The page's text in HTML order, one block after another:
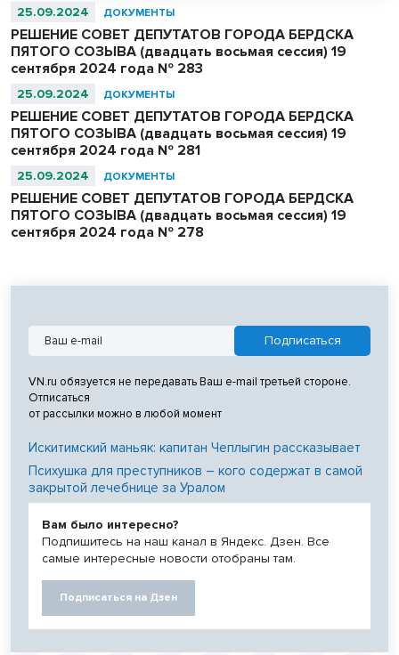
Левобережная часть этап I, этап II.
25.09.2024 ДОКУМЕНТЫ
РЕШЕНИЕ СОВЕТ ДЕПУТАТОВ ГОРОДА БЕРДСКА
ПЯТОГО СОЗЫВА (двадцать восьмая сессия) 19
сентября 2024 года № 283
25.09.2024 ДОКУМЕНТЫ
РЕШЕНИЕ СОВЕТ ДЕПУТАТОВ ГОРОДА БЕРДСКА
ПЯТОГО СОЗЫВА (двадцать восьмая сессия) 19
сентября 2024 года № 281
25.09.2024 ДОКУМЕНТЫ
РЕШЕНИЕ СОВЕТ ДЕПУТАТОВ ГОРОДА БЕРДСКА
ПЯТОГО СОЗЫВА (двадцать восьмая сессия) 19
сентября 2024 года № 278
VN.ru обязуется не передавать Ваш e-mail третьей стороне.
Отписаться
от рассылки можно в любой момент
Искитимский маньяк: капитан Чеплыгин рассказывает
Психушка для преступников – кого содержат в самой
закрытой лечебнице за Уралом
Вам было интересно?
Подпишитесь на наш канал в Яндекс. Дзен. Все
самые интересные новости отобраны там.
Подписаться на Дзен